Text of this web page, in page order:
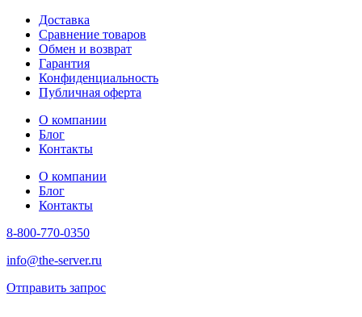
Доставка
Сравнение товаров
Обмен и возврат
Гарантия
Конфиденциальность
Публичная оферта
О компании
Блог
Контакты
О компании
Блог
Контакты
8-800-770-0350
info@the-server.ru
Отправить запрос